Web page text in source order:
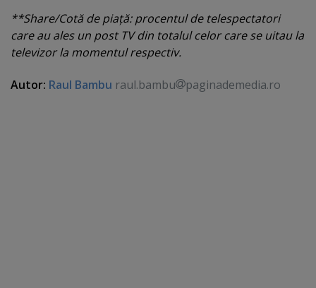
**Share/Cotă de piaţă: procentul de telespectatori
care au ales un post TV din totalul celor care se uitau la
televizor la momentul respectiv.
Autor: Raul Bambu raul.bambu paginademedia.ro